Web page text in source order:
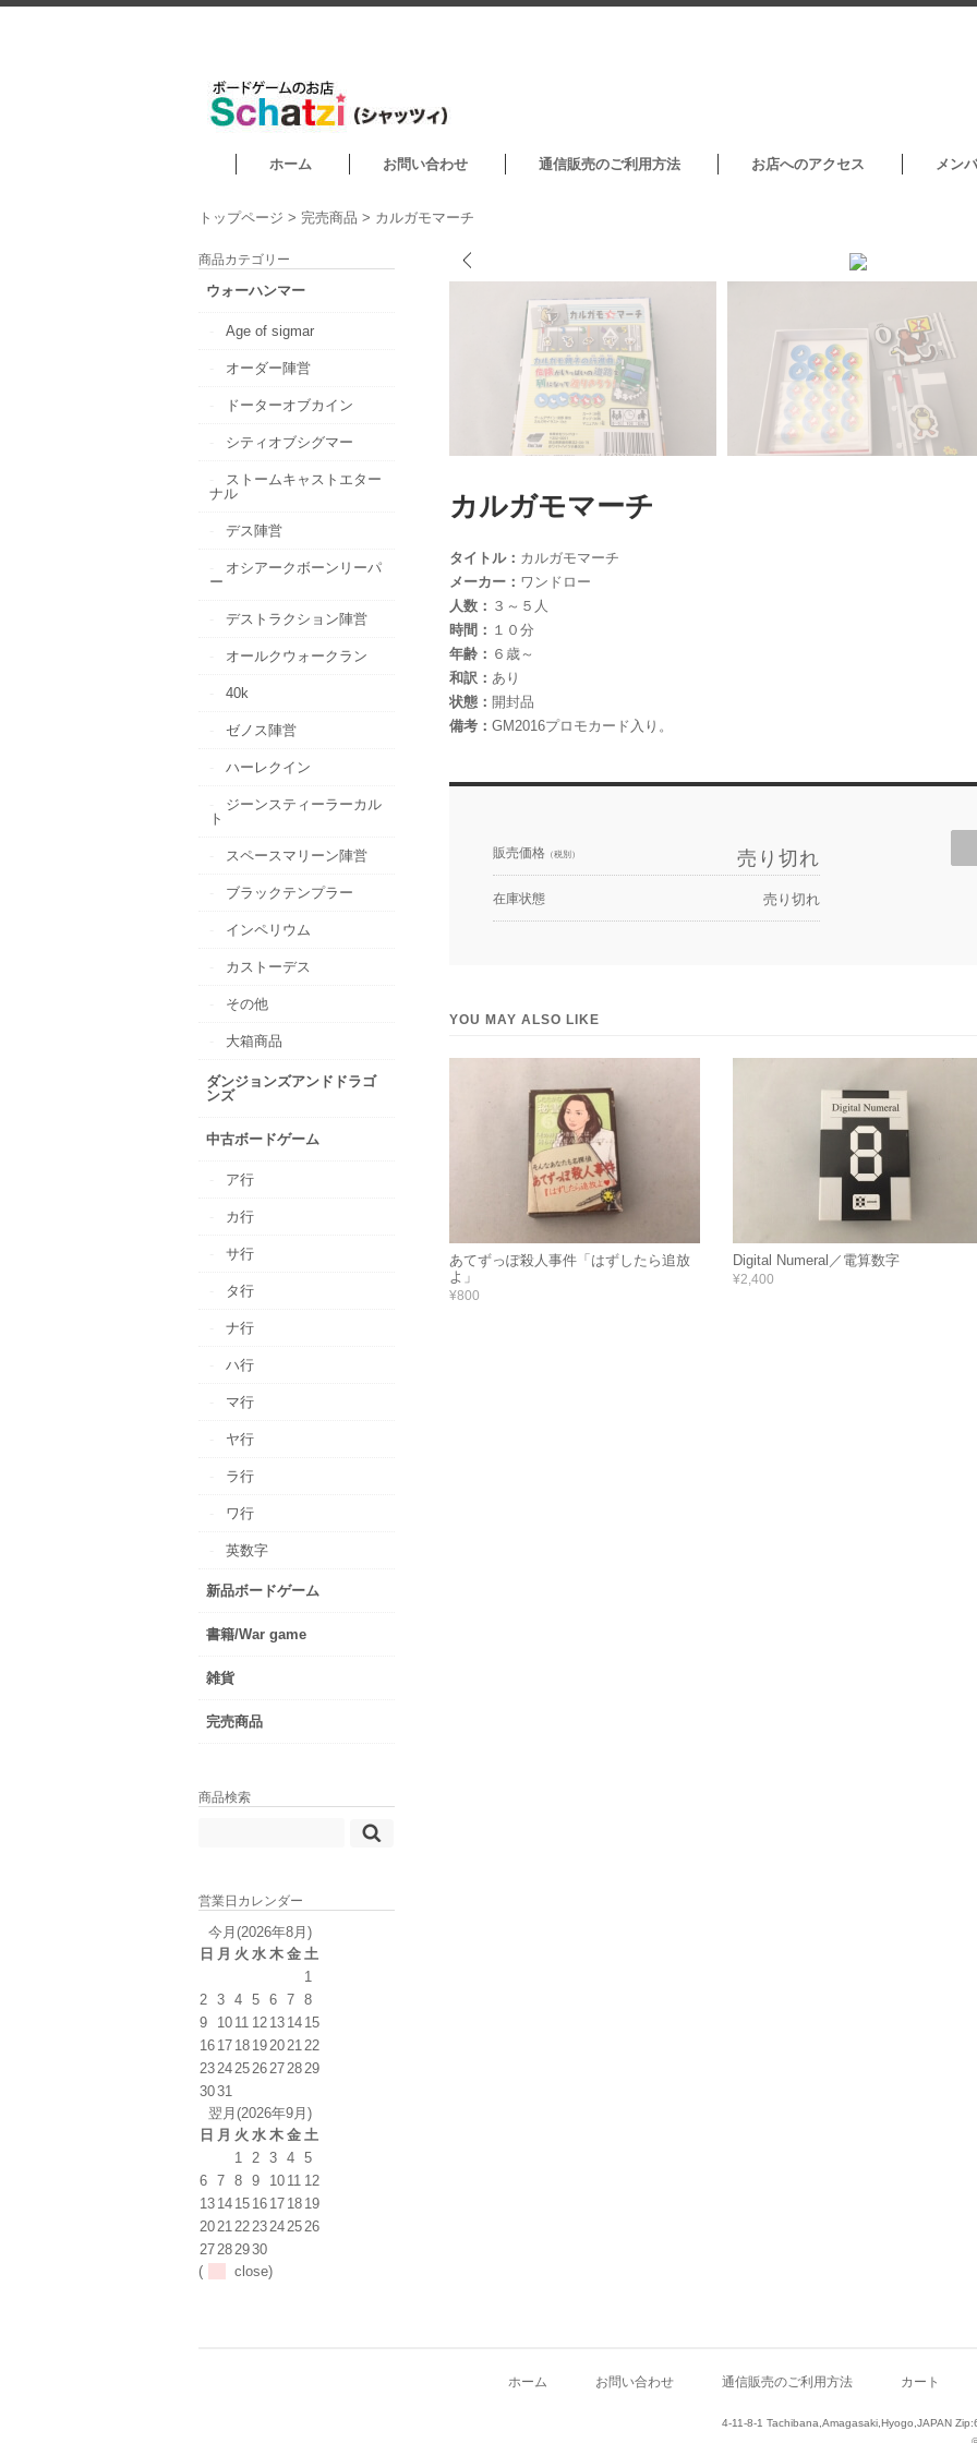
ホーム お問い合わせ 通信販売のご利用方法 お店へのアクセス メン
トップページ > 完売商品 > カルガモマーチ
カルガモマーチ
タイトル： カルガモマーチ
メーカー： ワンドロー
人数： ３～５人
時間： １０分
年齢： ６歳～
和訳： あり
状態： 開封品
備考： GM2016プロモカード入り。
販売価格 （税別） 売り切れ
在庫状態 売り切れ
YOU MAY ALSO LIKE
あてずっぽ殺人事件「はずしたら追放
よ」
¥800
Digital Numeral／電算数字
¥2,400
商品カテゴリー
ウォーハンマー
Age of sigmar
オーダー陣営
ドーターオブカイン
シティオブシグマー
ストームキャストエター
ナル
デス陣営
オシアークボーンリーパ
ー
デストラクション陣営
オールクウォークラン
40k
ゼノス陣営
ハーレクイン
ジーンスティーラーカル
ト
スペースマリーン陣営
ブラックテンプラー
インペリウム
カストーデス
その他
大箱商品
ダンジョンズアンドドラゴ
ンズ
中古ボードゲーム
ア行
カ行
サ行
タ行
ナ行
ハ行
マ行
ヤ行
ラ行
ワ行
英数字
新品ボードゲーム
書籍/War game
雑貨
完売商品
商品検索
営業日カレンダー
今月(2026年8月)
日 月 火 水 木 金 土
1
2 3 4 5 6 7 8
9
10 11 12 13 14 15
16 17 18 19202122
23242526272829
3031
翌月(2026年9月)
日 月 火 水 木 金 土
1 2 3 4 5
6 7 8 9 10 11 12
13 14 15 16 17 18 19
20212223242526
27282930
(
close)
ホーム お問い合わせ 通信販売のご利用方法 カート
4-11-8-1 Tachibana,Amagasaki,Hyogo,JAPAN